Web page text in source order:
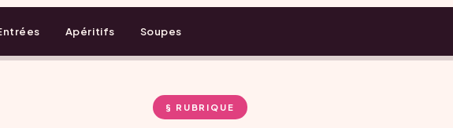
Apéritifs Soupes
§ RUBRIQUE